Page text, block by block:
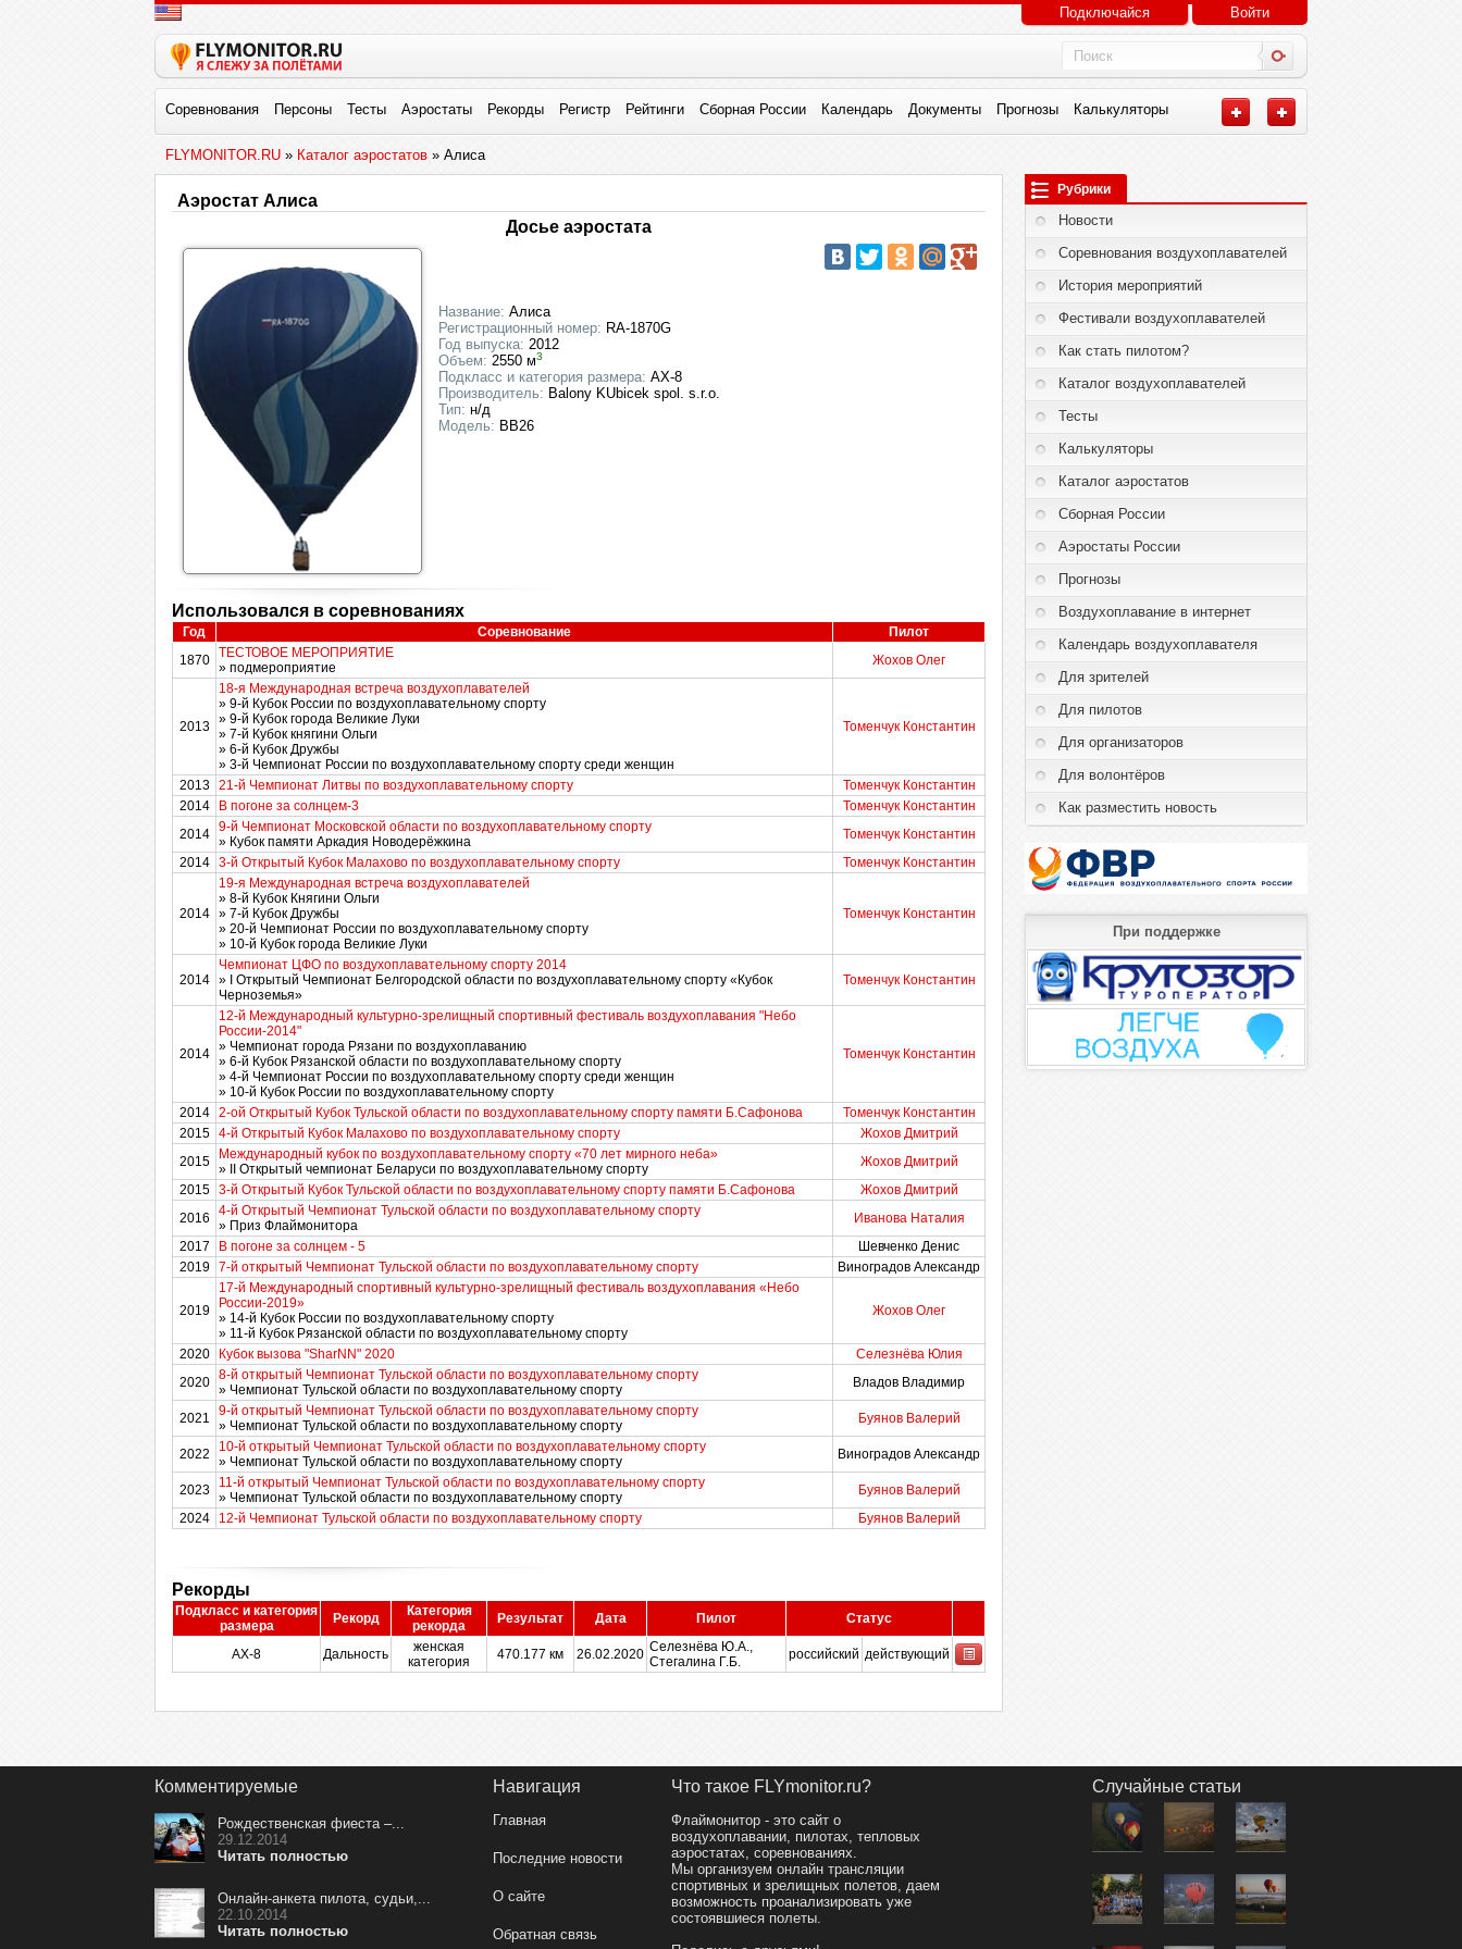
Подключайся Войти
Соревнования Персоны Тесты Аэростаты Рекорды Регистр Рейтинги Сборная России Календарь Документы Прогнозы Калькуляторы
FLYMONITOR.RU » Каталог аэростатов » Алиса
Аэростат Алиса
Досье аэростата
Название: Алиса
Регистрационный номер: RA-1870G
Год выпуска: 2012
Объем: 2550 м3
Подкласс и категория размера: AX-8
Производитель: Balony KUbicek spol. s.r.o.
Тип: н/д
Модель: ВВ26
Использовался в соревнованиях
Год Соревнование
Пилот
1870
ТЕСТОВОЕ МЕРОПРИЯТИЕ
» подмероприятие
Жохов Олег
2013
18-я Международная встреча воздухоплавателей
» 9-й Кубок России по воздухоплавательному спорту
» 9-й Кубок города Великие Луки
» 7-й Кубок княгини Ольги
» 6-й Кубок Дружбы
» 3-й Чемпионат России по воздухоплавательному спорту среди женщин
Томенчук Константин
2013 21-й Чемпионат Литвы по воздухоплавательному спорту
Томенчук Константин
2014
В погоне за солнцем-3
Томенчук Константин
2014
9-й Чемпионат Московской области по воздухоплавательному спорту
» Кубок памяти Аркадия Новодерёжкина
Томенчук Константин
2014
3-й Открытый Кубок Малахово по воздухоплавательному спорту Томенчук Константин
2014
19-я Международная встреча воздухоплавателей
» 8-й Кубок Княгини Ольги
» 7-й Кубок Дружбы
» 20-й Чемпионат России по воздухоплавательному спорту
» 10-й Кубок города Великие Луки
Томенчук Константин
2014
Чемпионат ЦФО по воздухоплавательному спорту 2014
» I Открытый Чемпионат Белгородской области по воздухоплавательному спорту «Кубок
Черноземья»
Томенчук Константин
2014
12-й Международный культурно-зрелищный спортивный фестиваль воздухоплавания "Небо
России-2014"
» Чемпионат города Рязани по воздухоплаванию
» 6-й Кубок Рязанской области по воздухоплавательному спорту
» 4-й Чемпионат России по воздухоплавательному спорту среди женщин
» 10-й Кубок России по воздухоплавательному спорту
Томенчук Константин
2014 2-ой Открытый Кубок Тульской области по воздухоплавательному спорту памяти Б.Сафонова
Томенчук Константин
2015
4-й Открытый Кубок Малахово по воздухоплавательному спорту
Жохов Дмитрий
2015
Международный кубок по воздухоплавательному спорту «70 лет мирного неба»
» II Открытый чемпионат Беларуси по воздухоплавательному спорту
Жохов Дмитрий
2015
3-й Открытый Кубок Тульской области по воздухоплавательному спорту памяти Б.Сафонова
Жохов Дмитрий
2016
4-й Открытый Чемпионат Тульской области по воздухоплавательному спорту
» Приз Флаймонитора
Иванова Наталия
2017
В погоне за солнцем - 5
Шевченко Денис
2019
7-й открытый Чемпионат Тульской области по воздухоплавательному спорту Виноградов Александр
2019
17-й Международный спортивный культурно-зрелищный фестиваль воздухоплавания «Небо
России-2019»
» 14-й Кубок России по воздухоплавательному спорту
» 11-й Кубок Рязанской области по воздухоплавательному спорту
Жохов Олег
2020 Кубок вызова "SharNN" 2020
Селезнёва Юлия
2020
8-й открытый Чемпионат Тульской области по воздухоплавательному спорту
» Чемпионат Тульской области по воздухоплавательному спорту
Владов Владимир
2021
9-й открытый Чемпионат Тульской области по воздухоплавательному спорту
» Чемпионат Тульской области по воздухоплавательному спорту
Буянов Валерий
2022
10-й открытый Чемпионат Тульской области по воздухоплавательному спорту
» Чемпионат Тульской области по воздухоплавательному спорту
Виноградов Александр
2023
11-й открытый Чемпионат Тульской области по воздухоплавательному спорту
» Чемпионат Тульской области по воздухоплавательному спорту
Буянов Валерий
2024
12-й Чемпионат Тульской области по воздухоплавательному спорту Буянов Валерий
Рекорды
Подкласс и категория
размера
Рекорд
Категория
рекорда
Результат Дата Пилот Статус
AX-8 Дальность
женская
категория
470.177 км 26.02.2020 Селезнёва Ю.А.,
Стегалина Г.Б.
российский действующий
Рубрики
Новости
Соревнования воздухоплавателей
История мероприятий
Фестивали воздухоплавателей
Как стать пилотом?
Каталог воздухоплавателей
Тесты
Калькуляторы
Каталог аэростатов
Сборная России
Аэростаты России
Прогнозы
Воздухоплавание в интернет
Календарь воздухоплавателя
Для зрителей
Для пилотов
Для организаторов
Для волонтёров
Как разместить новость
При поддержке
Комментируемые
Рождественская фиеста –...
29.12.2014
Читать полностью
Онлайн-анкета пилота, судьи,...
22.10.2014
Читать полностью
Навигация
Главная
Последние новости
О сайте
Обратная связь
Что такое FLYmonitor.ru?
Флаймонитор - это сайт о
воздухоплавании, пилотах, тепловых
аэростатах, соревнованиях.
Мы организуем онлайн трансляции
спортивных и зрелищных полетов, даем
возможность проанализировать уже
состоявшиеся полеты.
Случайные статьи